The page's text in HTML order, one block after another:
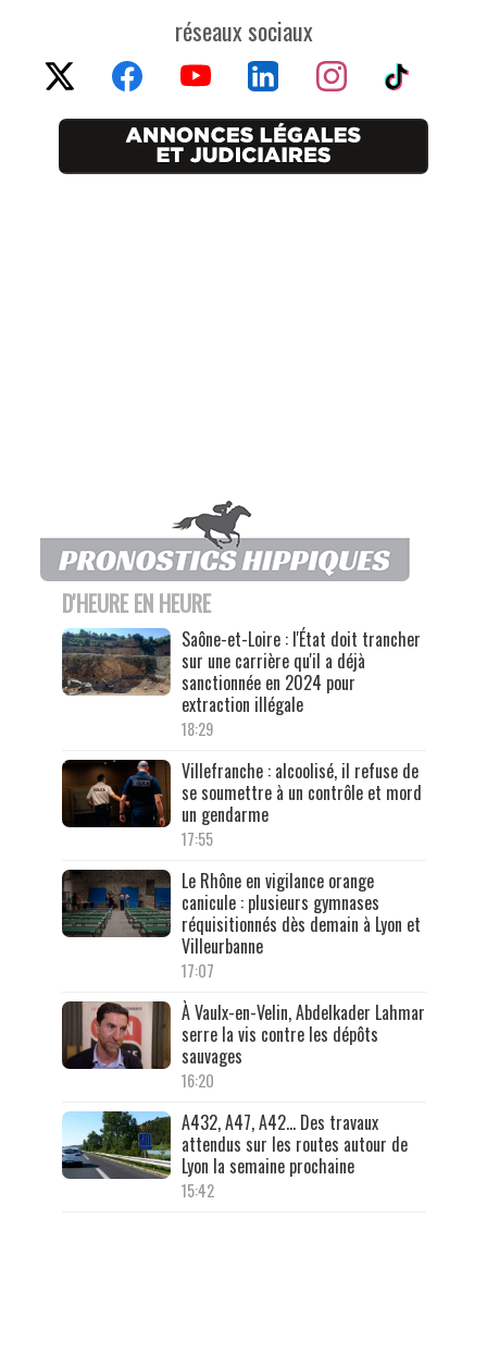
réseaux sociaux
D'HEURE EN HEURE
Saône-et-Loire : l'État doit trancher
sur une carrière qu'il a déjà
sanctionnée en 2024 pour
extraction illégale
18:29
Villefranche : alcoolisé, il refuse de
se soumettre à un contrôle et mord
un gendarme
17:55
Le Rhône en vigilance orange
canicule : plusieurs gymnases
réquisitionnés dès demain à Lyon et
Villeurbanne
17:07
À Vaulx-en-Velin, Abdelkader Lahmar
serre la vis contre les dépôts
sauvages
16:20
A432, A47, A42… Des travaux
attendus sur les routes autour de
Lyon la semaine prochaine
15:42